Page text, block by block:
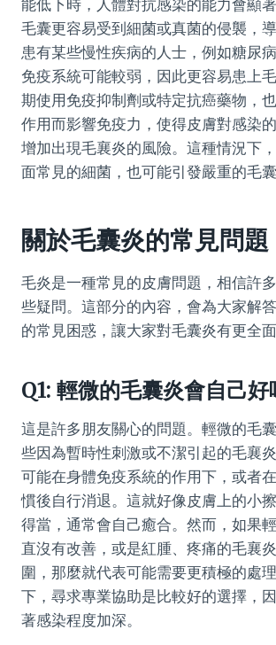
能低下時，人體對抗感染的能力會顯
毛囊更容易受到細菌或真菌的侵襲，導
患有某些慢性疾病的人士，例如糖尿
免疫系統可能較弱，因此更容易患上
期使用免疫抑制劑或特定抗癌藥物，
作用而影響免疫力，使得皮膚對感染
增加出現毛襄炎的風險。這種情況下
面常見的細菌，也可能引發嚴重的毛囊
關於毛囊炎的常見問題
毛炎是一種常見的皮膚問題，相信許
些疑問。這部分的內容，會為大家解
的常見困惑，讓大家對毛囊炎有更全面
Q1: 輕微的毛囊炎會自己好
這是許多朋友關心的問題。輕微的毛
些因為暫時性刺激或不潔引起的毛襄
可能在身體免疫系統的作用下，或者
慣後自行消退。這就好像皮膚上的小
得當，通常會自己癒合。然而，如果
直沒有改善，或是紅腫、疼痛的毛襄
圍，那麼就代表可能需要更積極的處
下，尋求專業協助是比較好的選擇，
著感染程度加深。